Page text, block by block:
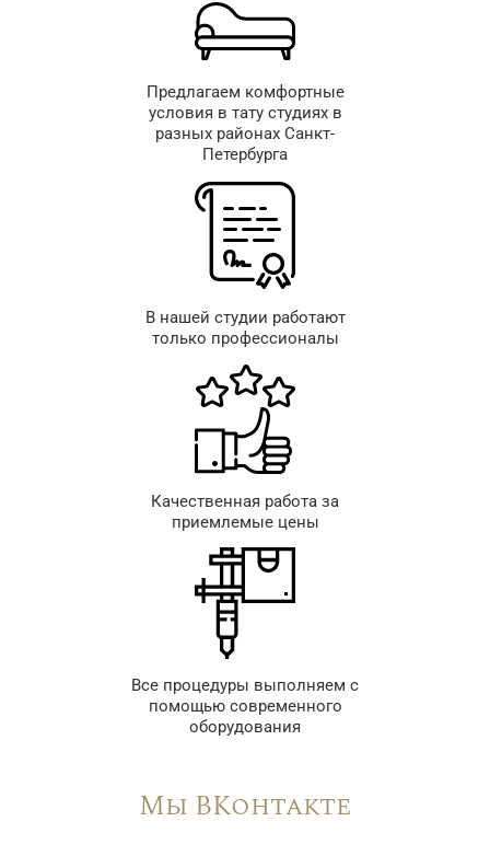
Предлагаем комфортные
условия в тату студиях в
разных районах Санкт-
Петербурга
В нашей студии работают
только профессионалы
Качественная работа за
приемлемые цены
Все процедуры выполняем с
помощью современного
оборудования
Мы ВКонтакте